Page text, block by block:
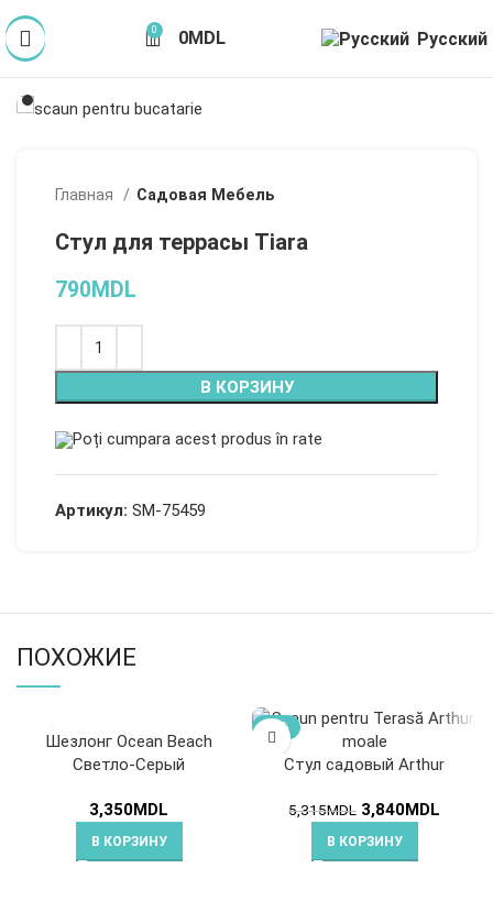
0 0MDL Русский
Главная Садовая Мебель
Стул для террасы Tiara
790MDL
В КОРЗИНУ
Alternative:
Poți cumpara acest produs în rate
Артикул: SM-75459
ПОХОЖИЕ
Шезлонг Ocean Beach
Светло-Серый
3,350MDL
В КОРЗИНУ
-28%
Стул садовый Arthur
5,315MDL 3,840MDL
В КОРЗИНУ